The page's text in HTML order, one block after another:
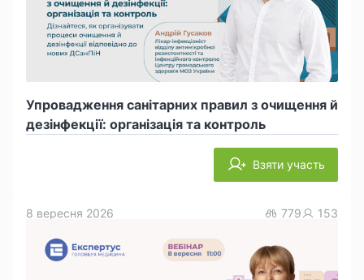
Упровадження санітарних правил з очищення й
дезінфекції: організація та контроль
Взяти участь
8 вересня 2026 779 153